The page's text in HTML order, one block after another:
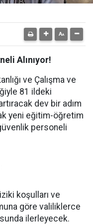
Alınıyor!
ve Çalışma ve
81 ildeki
dev bir adım
yeni eğitim-öğretim
personeli
koşulları ve
göre valiliklerce
ilerleyecek.